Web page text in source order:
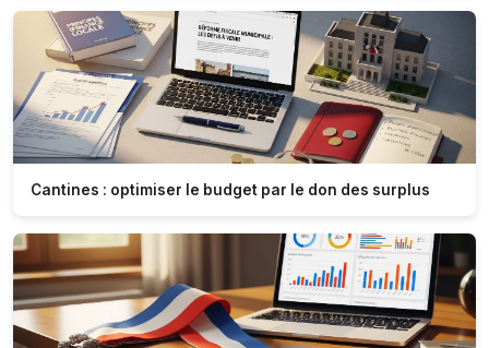
Cantines : optimiser le budget par le don des surplus